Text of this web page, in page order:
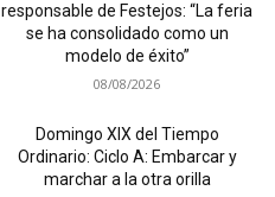
responsable de Festejos: “La feria
se ha consolidado como un
modelo de éxito”
08/08/2026
Domingo XIX del Tiempo
Ordinario: Ciclo A: Embarcar y
marchar a la otra orilla